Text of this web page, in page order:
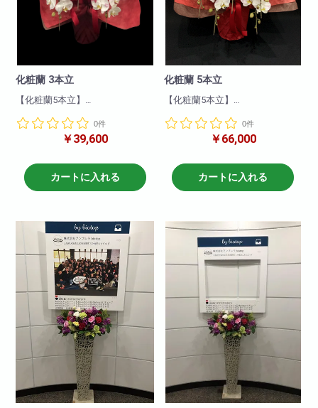
化粧蘭 3本立
【化粧蘭5本立】
蘭になります!大変珍しく貴重な
ものですので
ける商品となっております!
商品について
色 : 白+化粧
があります。
※ご用意に時間が掛かる商品にな
ります。
準備に4〜10日程掛かりますの
で、ご注文前にお問い合わせ下
さい。
高さ:約100cm
0件
￥39,600
カートに入れる
化粧蘭 5本立
【化粧蘭5本立】
蘭になります!大変珍しく貴重な
ものですので
ける商品となっております!
商品について
色 : 白+化粧
があります。
※ご用意に時間が掛かる商品にな
準備に4〜10日程掛かりますの
高さ:約100cm
0件
￥66,000
カートに入れる